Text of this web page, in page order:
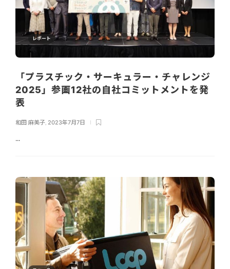
レポート
「プラスチック・サーキュラー・チャレンジ
2025」参画12社の自社コミットメントを発
表
和田 麻美子, 2023年7月7日
...